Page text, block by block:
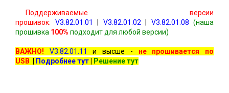
Поддерживаемые версии
прошивок: V3.82.01.01 V3.82.01.02 V3.82.01.08 (наша
прошивка 100% подходит для любой версии)
ВАЖНО! V3.82.01.11 и высше - не прошивается по
USB
Подробнее тут Решение тут